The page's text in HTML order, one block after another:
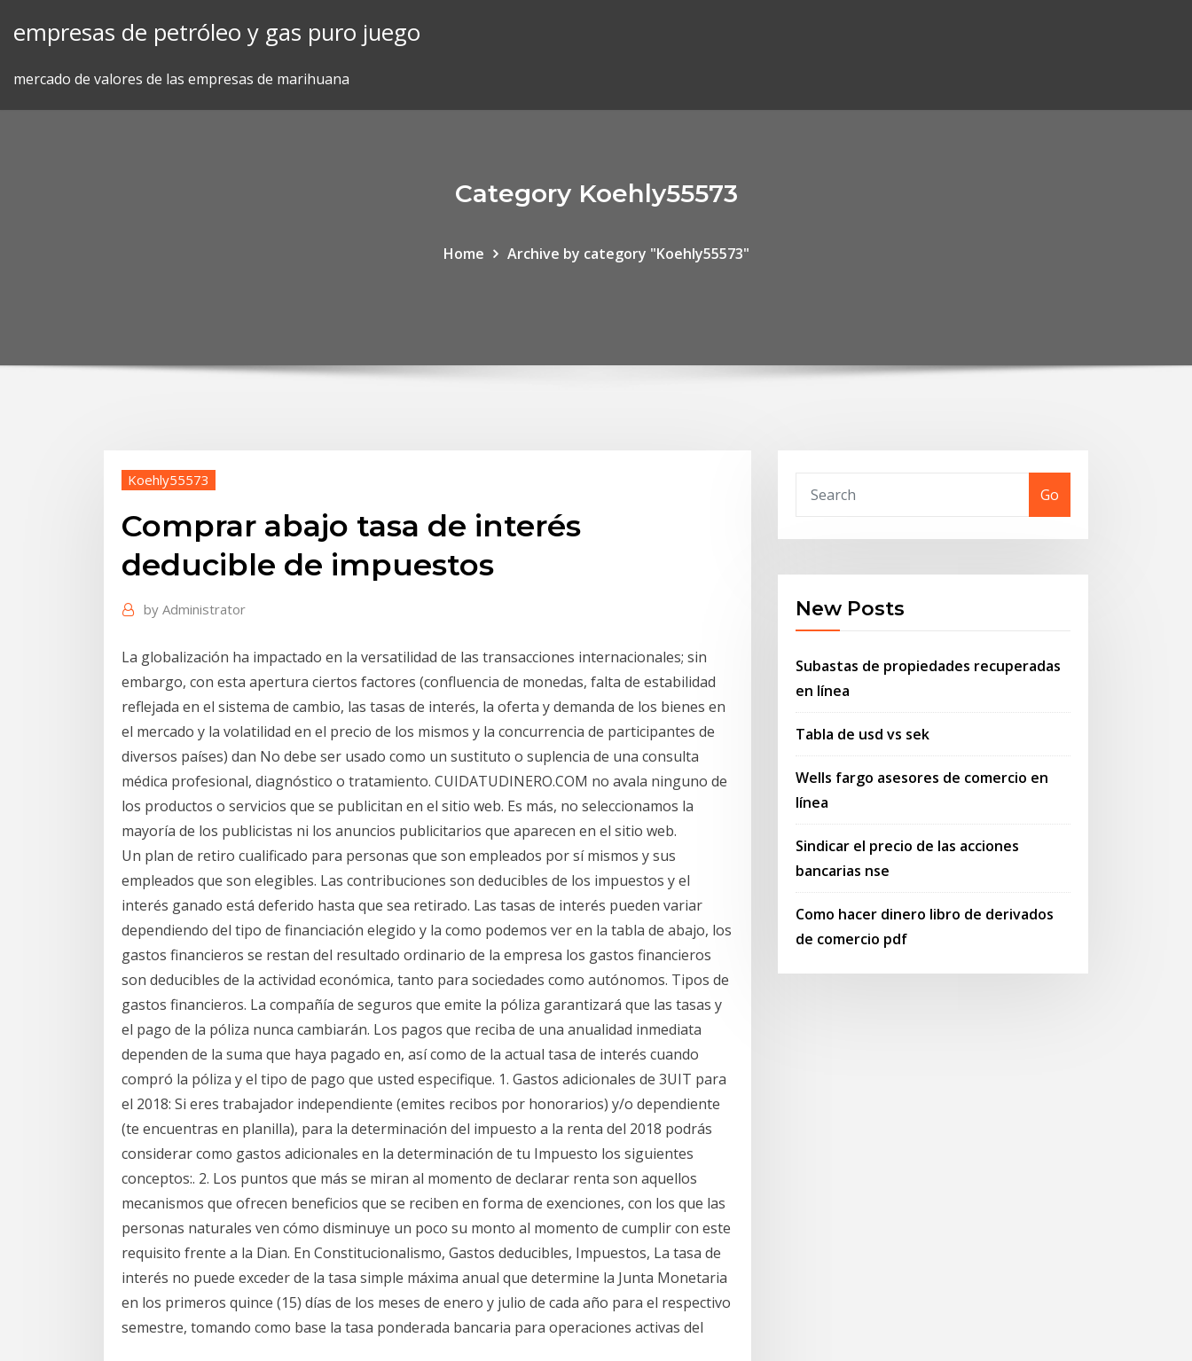
empresas de petróleo y gas puro juego
mercado de valores de las empresas de marihuana
Category Koehly55573
Home Archive by category "Koehly55573"
Koehly55573
Comprar abajo tasa de interés
deducible de impuestos
by Administrator
La globalización ha impactado en la versatilidad de las transacciones internacionales; sin
embargo, con esta apertura ciertos factores (confluencia de monedas, falta de estabilidad
reflejada en el sistema de cambio, las tasas de interés, la oferta y demanda de los bienes en
el mercado y la volatilidad en el precio de los mismos y la concurrencia de participantes de
diversos países) dan No debe ser usado como un sustituto o suplencia de una consulta
médica profesional, diagnóstico o tratamiento. CUIDATUDINERO.COM no avala ninguno de
los productos o servicios que se publicitan en el sitio web. Es más, no seleccionamos la
mayoría de los publicistas ni los anuncios publicitarios que aparecen en el sitio web.
Un plan de retiro cualificado para personas que son empleados por sí mismos y sus
empleados que son elegibles. Las contribuciones son deducibles de los impuestos y el
interés ganado está deferido hasta que sea retirado. Las tasas de interés pueden variar
dependiendo del tipo de financiación elegido y la como podemos ver en la tabla de abajo, los
gastos financieros se restan del resultado ordinario de la empresa los gastos financieros
son deducibles de la actividad económica, tanto para sociedades como autónomos. Tipos de
gastos financieros. La compañía de seguros que emite la póliza garantizará que las tasas y
el pago de la póliza nunca cambiarán. Los pagos que reciba de una anualidad inmediata
dependen de la suma que haya pagado en, así como de la actual tasa de interés cuando
compró la póliza y el tipo de pago que usted especifique. 1. Gastos adicionales de 3UIT para
el 2018: Si eres trabajador independiente (emites recibos por honorarios) y/o dependiente
(te encuentras en planilla), para la determinación del impuesto a la renta del 2018 podrás
considerar como gastos adicionales en la determinación de tu Impuesto los siguientes
conceptos:. 2. Los puntos que más se miran al momento de declarar renta son aquellos
mecanismos que ofrecen beneficios que se reciben en forma de exenciones, con los que las
personas naturales ven cómo disminuye un poco su monto al momento de cumplir con este
requisito frente a la Dian. En Constitucionalismo, Gastos deducibles, Impuestos, La tasa de
interés no puede exceder de la tasa simple máxima anual que determine la Junta Monetaria
en los primeros quince (15) días de los meses de enero y julio de cada año para el respectivo
semestre, tomando como base la tasa ponderada bancaria para operaciones activas del
Go
New Posts
Subastas de propiedades recuperadas
en línea
Tabla de usd vs sek
Wells fargo asesores de comercio en
línea
Sindicar el precio de las acciones
bancarias nse
Como hacer dinero libro de derivados
de comercio pdf